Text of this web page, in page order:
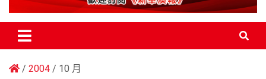
2004 10 月